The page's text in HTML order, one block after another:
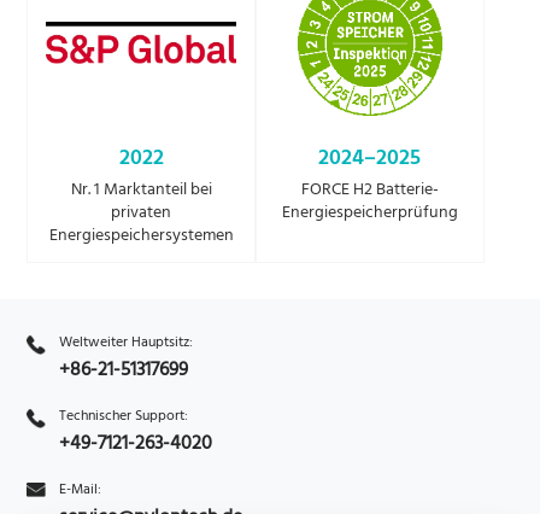
2022
Nr. 1 Marktanteil bei
privaten
Energiespeichersystemen
2024–2025
FORCE H2 Batterie-
Energiespeicherprüfung
Weltweiter Hauptsitz:
+86-21-51317699
Technischer Support:
+49-7121-263-4020
E-Mail: